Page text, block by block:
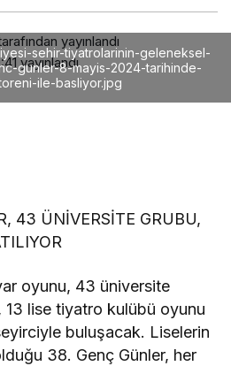
yayınlandı
yayınlandı
sehir-tiyatrolarinin-geleneksel-
gunler-8-mayis-2024-tarihinde-
ile-basliyor.jpg
43 ÜNİVERSİTE GRUBU,
oyunu, 43 üniversite
lise tiyatro kulübü oyunu
buluşacak. Liselerin
38. Genç Günler, her